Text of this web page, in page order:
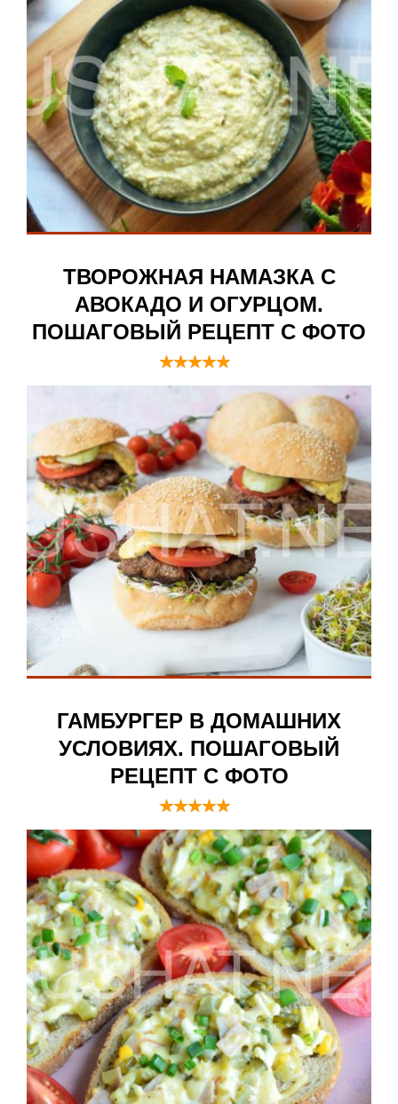
ТВОРОЖНАЯ НАМАЗКА С
АВОКАДО И ОГУРЦОМ.
ПОШАГОВЫЙ РЕЦЕПТ С ФОТО
ГАМБУРГЕР В ДОМАШНИХ
УСЛОВИЯХ. ПОШАГОВЫЙ
РЕЦЕПТ С ФОТО